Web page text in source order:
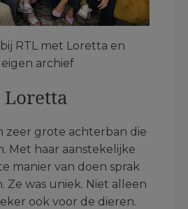
RTL met Loretta en
archief
Loretta
zeer grote achterban die
Met haar aanstekelijke
manier van doen sprak
Ze was uniek. Niet alleen
ook voor de dieren.